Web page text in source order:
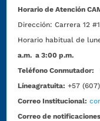
Horario de Atención
Dirección:Carrera 12
Horario habitual de
a.m. a 3:00 p.m.
Teléfono Conmutador:
Líneagratuita: +57
Correo Institucional:
Correo de notificaciones